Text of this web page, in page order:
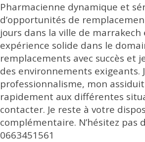
Pharmacienne dynamique et
d’opportunités de
jours dans la ville de marrakech
expérience solide dans le
remplacements avec succès et
des environnements exigeants.
professionnalisme, mon
rapidement aux différentes
contacter. Je reste à votre
complémentaire. N’hésitez
0663451561